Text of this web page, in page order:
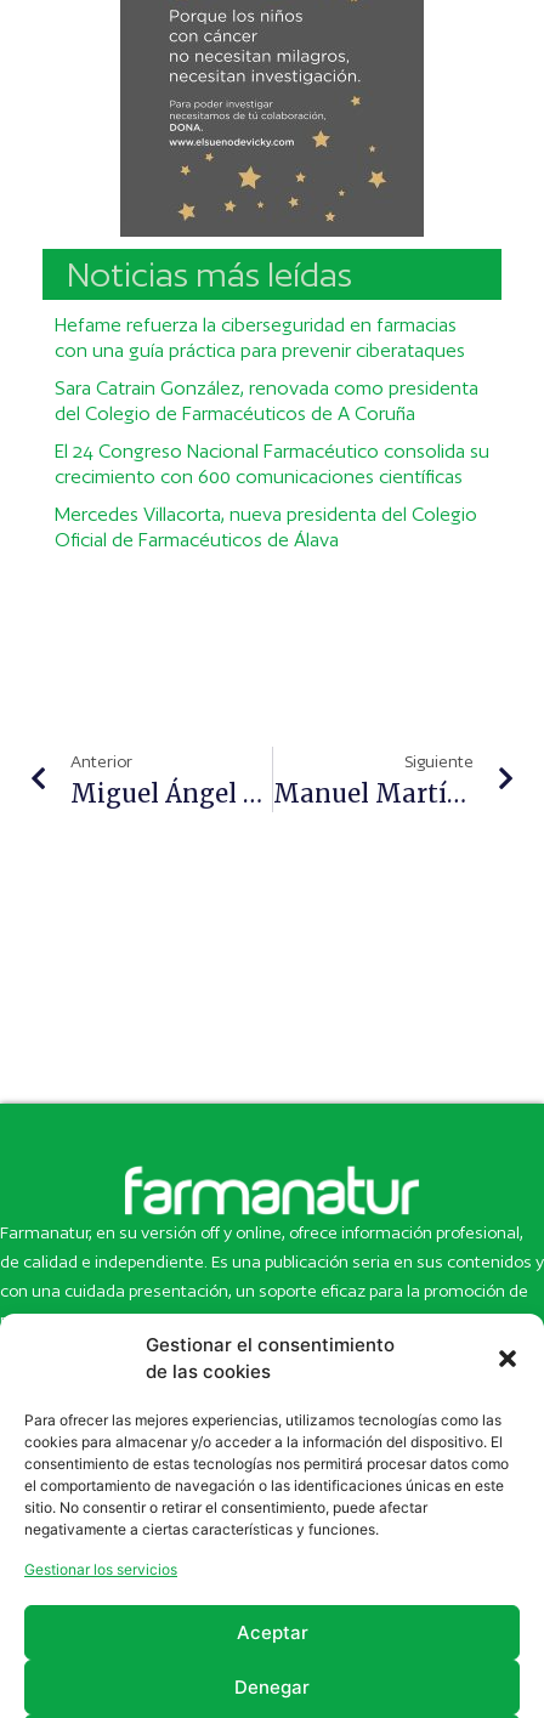
Gestionar el consentimiento
de las cookies
Para ofrecer las mejores experiencias, utilizamos tecnologías como las
cookies para almacenar y/o acceder a la información del dispositivo. El
consentimiento de estas tecnologías nos permitirá procesar datos como
el comportamiento de navegación o las identificaciones únicas en este
sitio. No consentir o retirar el consentimiento, puede afectar
negativamente a ciertas características y funciones.
Gestionar los servicios
Aceptar
Denegar
Noticias más leídas
Hefame refuerza la ciberseguridad en farmacias
con una guía práctica para prevenir ciberataques
Sara Catrain González, renovada como presidenta
del Colegio de Farmacéuticos de A Coruña
El 24 Congreso Nacional Farmacéutico consolida su
crecimiento con 600 comunicaciones científicas
Mercedes Villacorta, nueva presidenta del Colegio
Oficial de Farmacéuticos de Álava
Anterior
Miguel Ángel García, Presidente Del COF De La Rioja: “Garantizar La Continuidad De La Farmacia Rural Es Una Cuestión De Justicia Social”
Siguiente
Manuel Martínez Del Peral, Presidente Del COFM: “Los Farmacéuticos Somos Parte De La Solución Frente A Los Grandes Desafíos Asistenciales”
Farmanatur, en su versión off y online, ofrece información profesional,
de calidad e independiente. Es una publicación seria en sus contenidos y
con una cuidada presentación, un soporte eficaz para la promoción de
productos y novedades.
Inicio
Newsletter
Eco Multimedia
Contacto
Artículos
Escaparate
Enlaces de interés
SUSCRÍBETE A NUESTRO NEWSLETTER
la sección deNewsletter